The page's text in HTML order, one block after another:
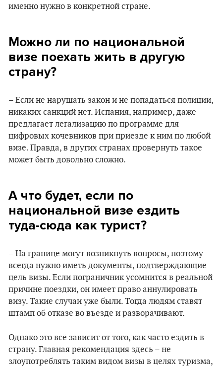
именно нужно в конкретной стране.
Можно ли по национальной
визе поехать жить в другую
страну?
– Если не нарушать закон и не попадаться полиции,
никаких санкций нет. Испания, например, даже
предлагает легализацию по программе для
цифровых кочевников при приезде к ним по любой
визе. Правда, в других странах провернуть такое
может быть довольно сложно.
А что будет, если по
национальной визе ездить
туда-сюда как турист?
– На границе могут возникнуть вопросы, поэтому
всегда нужно иметь документы, подтверждающие
цель визы. Если пограничник усомнится в реальной
причине поездки, он имеет право аннулировать
визу. Такие случаи уже были. Тогда людям ставят
штамп об отказе во въезде и разворачивают.
Однако это всё зависит от того, как часто ездить в
страну. Главная рекомендация здесь – не
злоупотреблять таким видом визы в целях туризма,